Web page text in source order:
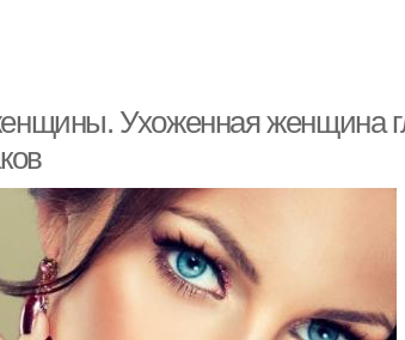
Ухоженная женщина